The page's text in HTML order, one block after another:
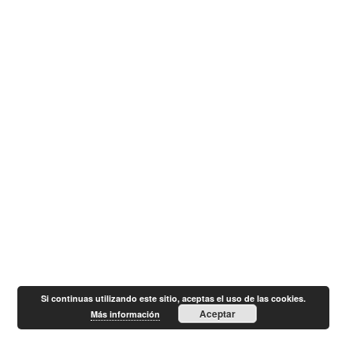
Si continuas utilizando este sitio, aceptas el uso de las cookies.
Más información
Aceptar